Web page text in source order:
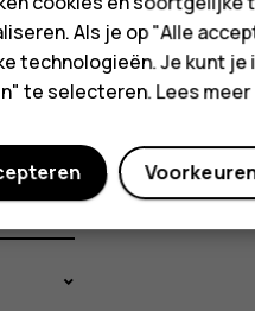
Als je op "Alle
technologieën. Je kunt
te selecteren. Lees meer